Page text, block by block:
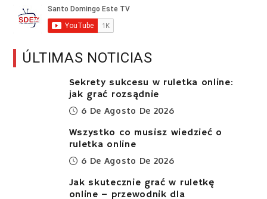
ÚLTIMAS NOTICIAS
Sekrety sukcesu w ruletka online:
jak grać rozsądnie
6 De Agosto De 2026
Wszystko co musisz wiedzieć o
ruletka online
6 De Agosto De 2026
Jak skutecznie grać w ruletkę
online – przewodnik dla